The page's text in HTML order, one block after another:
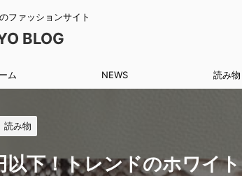
ファッションサイト
BLOG
ム NEWS 読み物
読み物
以下！トレンドのホワイ